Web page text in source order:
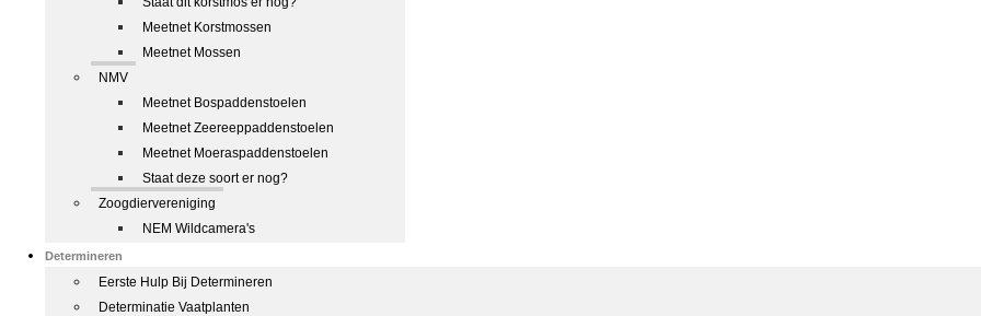
Meetnet Korstmossen
Meetnet Mossen
NMV
Meetnet Bospaddenstoelen
Meetnet Zeereeppaddenstoelen
Meetnet Moeraspaddenstoelen
Staat deze soort er nog?
Zoogdiervereniging
NEM Wildcamera's
Determineren
Eerste Hulp Bij Determineren
Determinatie Vaatplanten